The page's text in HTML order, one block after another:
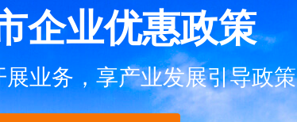
企业优惠政策
业务，享产业发展引导政策